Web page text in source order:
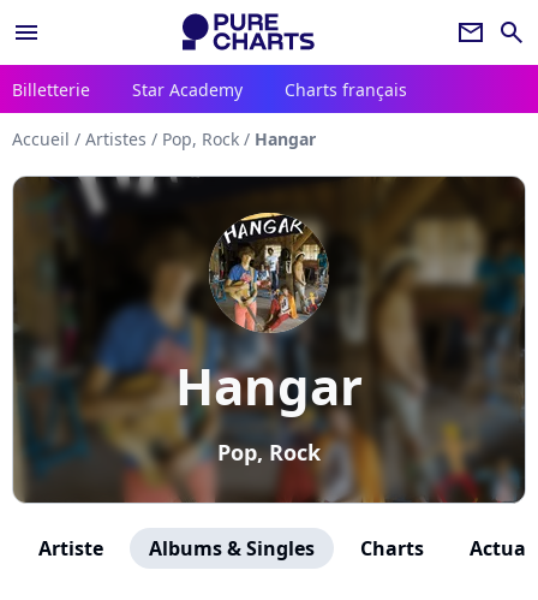
menu newsletter search
Billetterie Star Academy Charts français
Accueil / Artistes / Pop, Rock / Hangar
Hangar
Pop, Rock
Artiste Albums & Singles Charts